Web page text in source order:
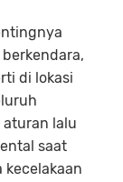
di lokasi
lalu
saat